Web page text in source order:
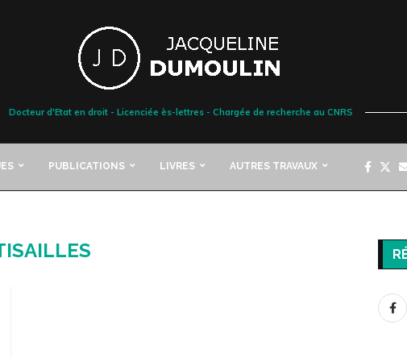
Docteur d'Etat en droit - Licenciée ès-lettres - Chargée de recherche au CNRS
PUBLICATIONS LIVRES AUTRES TRAVAUX